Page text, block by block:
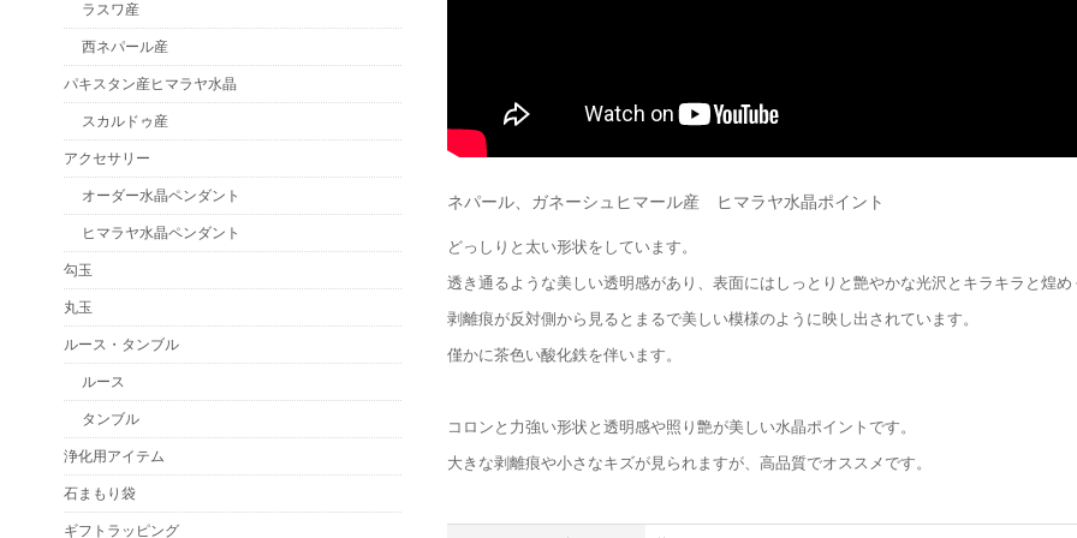
ネパール、ガネーシュヒマール産 ヒマラヤ水晶ポイント
どっしりと太い形状をしています。
透き通るような美しい透明感があり、表面にはしっとりと艶やかな光沢とキラキラと煌め
剥離痕が反対側から見るとまるで美しい模様のように映し出されています。
僅かに茶色い酸化鉄を伴います。
コロンと力強い形状と透明感や照り艶が美しい水晶ポイントです。
大きな剥離痕や小さなキズが見られますが、高品質でオススメです。
ラスワ産
西ネパール産
パキスタン産ヒマラヤ水晶
スカルドゥ産
アクセサリー
オーダー水晶ペンダント
ヒマラヤ水晶ペンダント
勾玉
丸玉
ルース・タンブル
ルース
タンブル
浄化用アイテム
石まもり袋
ギフトラッピング